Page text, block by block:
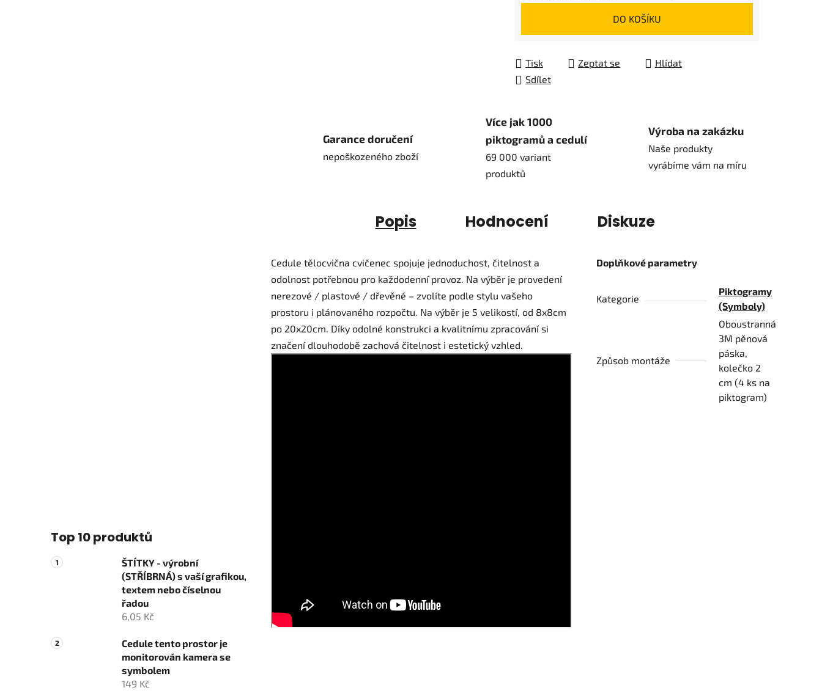
Top 10 produktů
ŠTÍTKY - výrobní
(STŘÍBRNÁ) s vaší grafikou,
textem nebo číselnou
řadou
6,05 Kč
Cedule tento prostor je
monitorován kamera se
symbolem
149 Kč
DO KOŠÍKU
Tisk Zeptat se
Hlídat
Sdílet
Garance doručení
nepoškozeného zboží
Více jak 1000
piktogramů a cedulí
69 000 variant
produktů
Výroba na zakázku
Naše produkty
vyrábíme vám na míru
Popis Hodnocení Diskuze
Cedule tělocvična cvičenec spojuje jednoduchost, čitelnost a
odolnost potřebnou pro každodenní provoz. Na výběr je provedení
nerezové / plastové / dřevěné – zvolíte podle stylu vašeho
prostoru i plánovaného rozpočtu. Na výběr je 5 velikostí, od 8x8cm
po 20x20cm. Díky odolné konstrukci a kvalitnímu zpracování si
značení dlouhodobě zachová čitelnost i estetický vzhled.
Doplňkové parametry
Kategorie
Piktogramy
(Symboly)
Způsob montáže
Oboustranná
3M pěnová
páska,
kolečko 2
cm (4 ks na
piktogram)